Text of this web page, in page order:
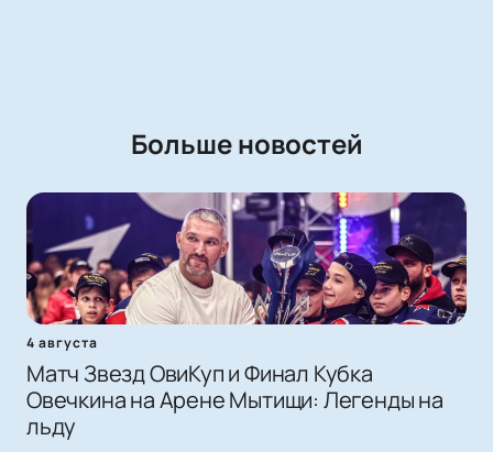
Больше новостей
4 августа
Матч Звезд ОвиКуп и Финал Кубка
Овечкина на Арене Мытищи: Легенды на
льду